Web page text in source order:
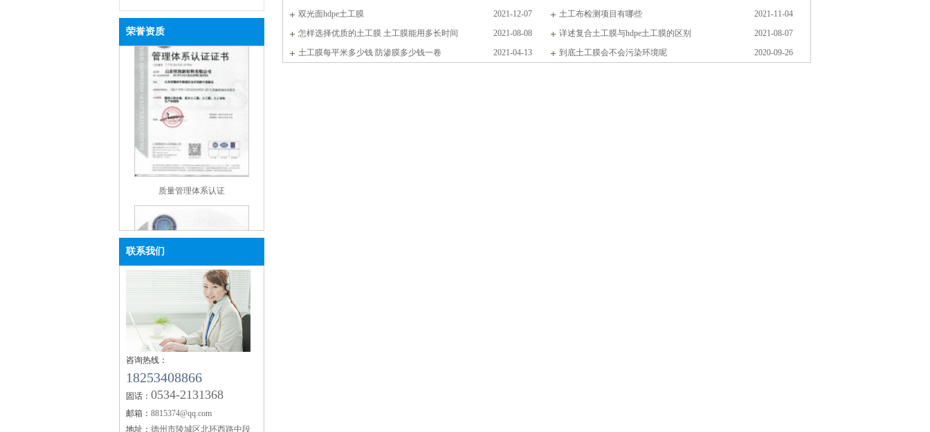
荣誉资质
质量管理体系认证
联系我们
咨询热线：
18253408866
固话： 0534-2131368
邮箱： 8815374@qq.com
地址： 德州市陵城区北环西路中段
2021-12-07
双光面hdpe土工膜 2021-11-04
土工布检测项目有哪些
2021-08-08
怎样选择优质的土工膜 土工膜能用多长时间 2021-08-07
详述复合土工膜与hdpe土工膜的区别
2021-04-13
土工膜每平米多少钱 防渗膜多少钱一卷 2020-09-26
到底土工膜会不会污染环境呢